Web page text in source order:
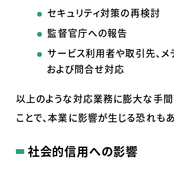
セキュリティ対策の再検討
監督官庁への報告
サービス利用者や取引先、メ
および問合せ対応
以上のような対応業務に膨大な手
ことで、本業に影響が生じる恐れもあ
社会的信用への影響